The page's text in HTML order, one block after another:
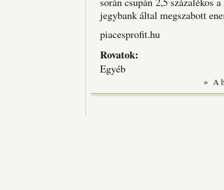
jegybank által megszabott
piacesprofit.hu
Rovatok:
Egyéb
» A